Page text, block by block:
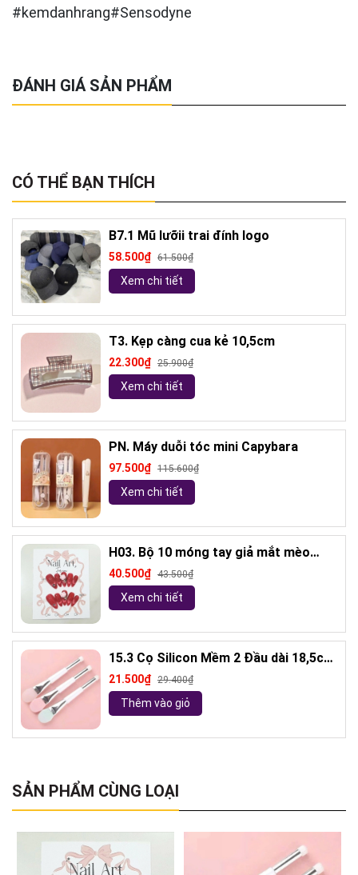
#kemdanhrang#Sensodyne
ĐÁNH GIÁ SẢN PHẨM
CÓ THỂ BẠN THÍCH
B7.1 Mũ lưỡii trai đính logo
58.500₫ 61.500₫
Xem chi tiết
T3. Kẹp càng cua kẻ 10,5cm
22.300₫ 25.900₫
Xem chi tiết
PN. Máy duỗi tóc mini Capybara
97.500₫ 115.600₫
Xem chi tiết
H03. Bộ 10 móng tay giả mắt mèo
kèm keo và giũa móng (ngẫu nhiên)
40.500₫ 43.500₫
Xem chi tiết
15.3 Cọ Silicon Mềm 2 Đầu dài 18,5cm
( ngẫu nhiên)
21.500₫ 29.400₫
Thêm vào giỏ
SẢN PHẨM CÙNG LOẠI